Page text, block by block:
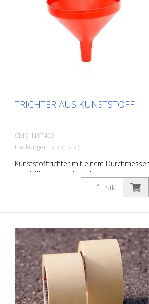
TRICHTER AUS KUNSTSTOFF
CMC-INBT400
Packungen: Stk. (1Stk.)
Kunststofftrichter mit einem Durchmesser
von 470 mm zum Einfüllen von
Stk.